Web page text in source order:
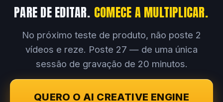
PARE DE EDITAR. COMECE A MULTIPLICAR.
No próximo teste de produto, não poste 2
vídeos e reze. Poste 27 — de uma única
sessão de gravação de 20 minutos.
QUERO O AI CREATIVE ENGINE